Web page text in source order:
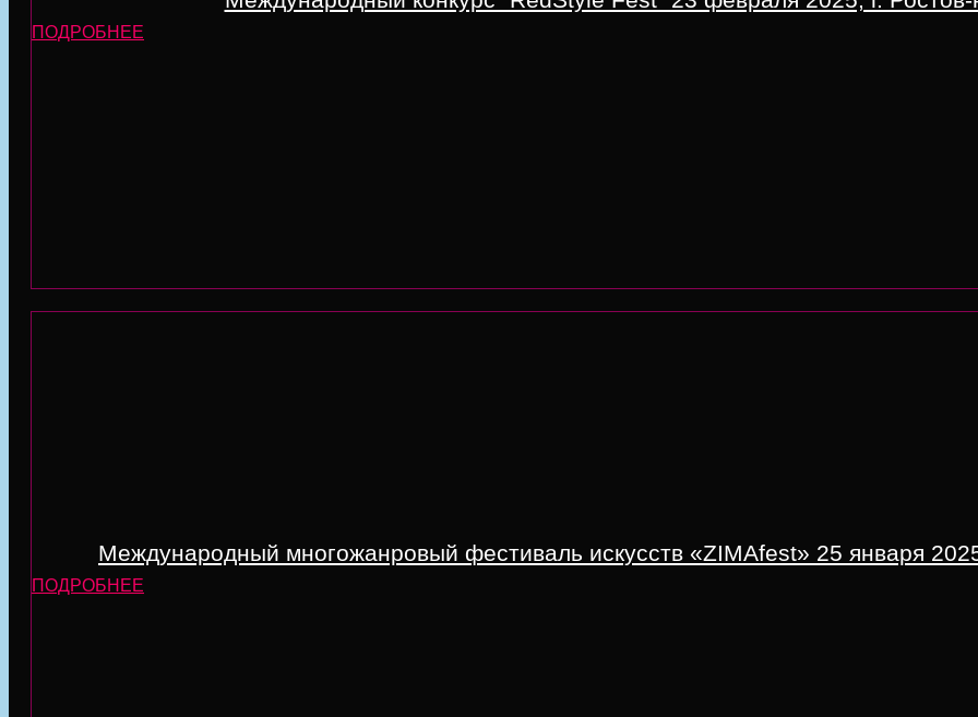
ПОДРОБНЕЕ
Международный многожанровый фестиваль искусств «ZIMAfest» 25 января
ПОДРОБНЕЕ